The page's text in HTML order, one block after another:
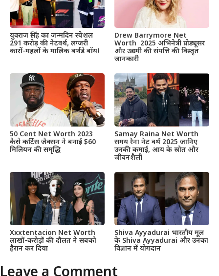
युवराज सिंह का जन्मदिन स्पेशल
291 करोड़ की नेटवर्थ, लग्जरी
कारों-महलों के मालिक बर्थडे बॉय!
Drew Barrymore Net
Worth 2025 अभिनेत्री प्रोड्यूसर
और उद्यमी की संपत्ति की विस्तृत
जानकारी
50 Cent Net Worth 2023
कैसे कर्टिस जैक्सन ने बनाई $60
मिलियन की समृद्धि
Samay Raina Net Worth
समय रैना नेट वर्थ 2025 जानिए
उनकी कमाई, आय के स्रोत और
जीवनशैली
Xxxtentacion Net Worth
लाखों-करोड़ों की दौलत ने सबको
हैरान कर दिया
Shiva Ayyadurai भारतीय मूल
के Shiva Ayyadurai और उनका
विज्ञान में योगदान